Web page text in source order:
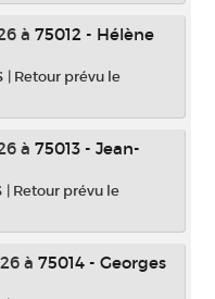
à 75012 - Hélène
| Retour prévu le
à 75013 - Jean-
| Retour prévu le
à 75014 - Georges